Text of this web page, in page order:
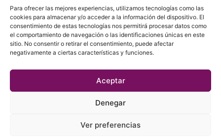
Para ofrecer las mejores experiencias, utilizamos tecnologías como las
cookies para almacenar y/o acceder a la información del dispositivo. El
consentimiento de estas tecnologías nos permitirá procesar datos como
el comportamiento de navegación o las identificaciones únicas en este
sitio. No consentir o retirar el consentimiento, puede afectar
negativamente a ciertas características y funciones.
Aceptar
Denegar
Ver preferencias
Política de privacidad
Política de Cookies
Contacto
© 2023 - 2026 labibliotecaesoterica.com. Todos los derechos